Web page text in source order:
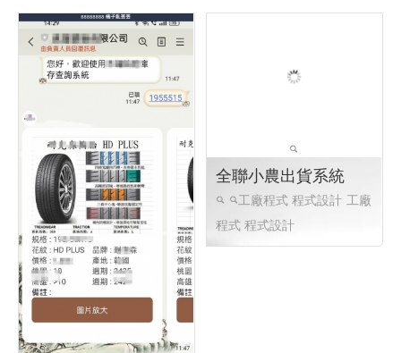
全聯快速銷售數據統計
╱ Y.111 軟體設計
清楚快速一鍵知悉您的商品
在全聯的進貨,銷貨,退貨及庫
存資訊, 並期能與代送商緊密
配合
工廠程式 程式設計
全
聯快速銷售數據統計 ╱ Y.111
動物保護案件紀錄系統
建置 ╱ 軟體設計 程式